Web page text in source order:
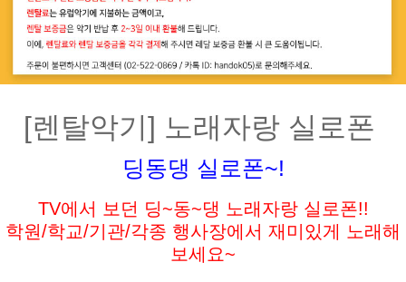
[렌탈악기] 노래자랑 실로폰
딩동댕 실로폰~!
TV에서 보던 딩~동~댕 노래자랑 실로폰!!
학원/학교/기관/각종 행사장에서 재미있게 노래해
보세요~